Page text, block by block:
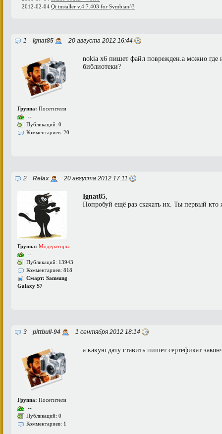
2012-02-04 Qt installer v.4.7.403 for Symbian^3
1 Ignat85 20 августа 2012 16:44
Группа: Посетители
--
Публикаций: 0
Комментариев: 20
nokia x6 пишет файл поврежден.а можно где
библиотеки?
2 Relax 20 августа 2012 17:11
Группа: Модераторы
--
Публикаций: 13943
Комментариев: 818
Смарт: Samsung
Galaxy S7
Ignat85,
Попробуй ещё раз скачать их. Ты первый кто
3 pittbull-94 1 сентября 2012 18:14
Группа: Посетители
--
Публикаций: 0
Комментариев: 1
а какую дату ставить пишет сертефикат